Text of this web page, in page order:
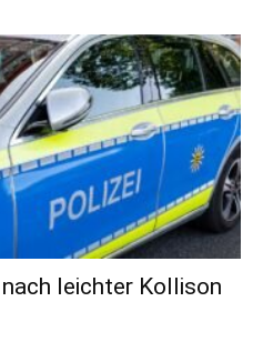
leichter Kollison